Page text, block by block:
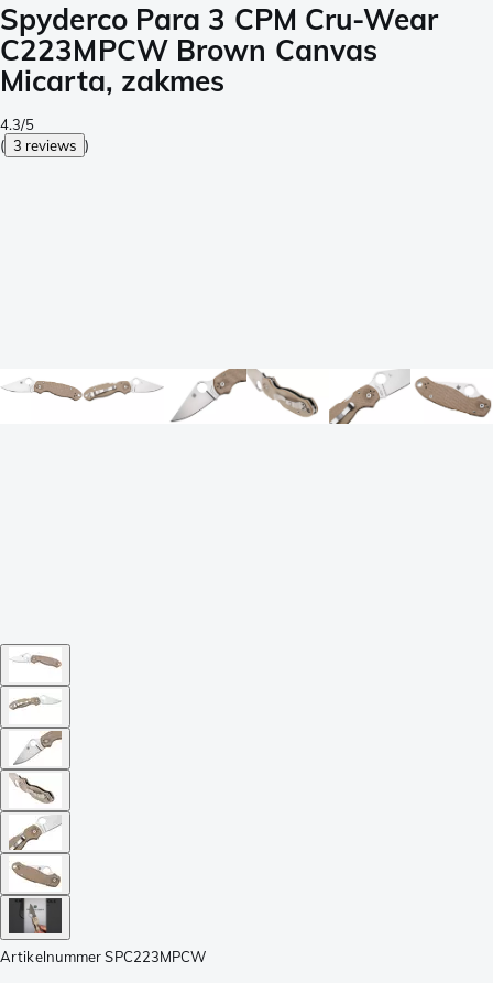
Spyderco Para 3 CPM Cru-Wear
C223MPCW Brown Canvas
Micarta, zakmes
4.3/5
( 3 reviews )
Artikelnummer SPC223MPCW